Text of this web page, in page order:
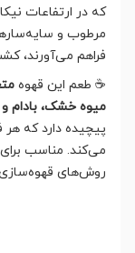
که در ارتفاعات
مرطوب و
فراهم می‌آورند،
☕ طعم این قهوه
میوه خشک، بادام
پیچیده دارد که
روش‌های